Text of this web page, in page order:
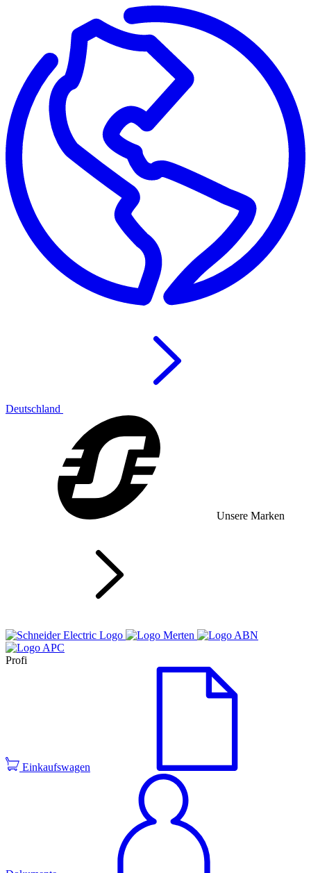
Deutschland
Unsere Marken
Profi
Einkaufswagen